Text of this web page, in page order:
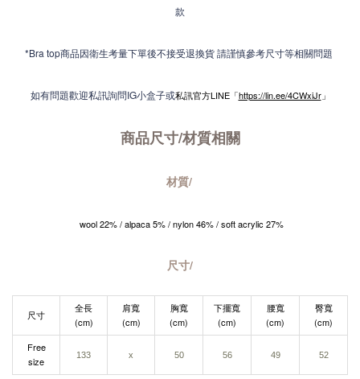
款
*Bra top商品因衛生考量下單後不接受退換貨 請謹慎參考尺寸等相關問題
如有問題歡迎私訊詢問IG小盒子或私訊官方LINE「https://lin.ee/4CWxiJr」
商品尺寸/材質相關
材質/
wool 22% / alpaca 5% / nylon 46% / soft acrylic 27%
尺寸/
尺寸
全長
(cm)
肩寬
(cm)
胸寬
(cm)
下擺寬
(cm)
腰寬
(cm)
臀寬
(cm)
Free
size
133 x 50 56 49 52